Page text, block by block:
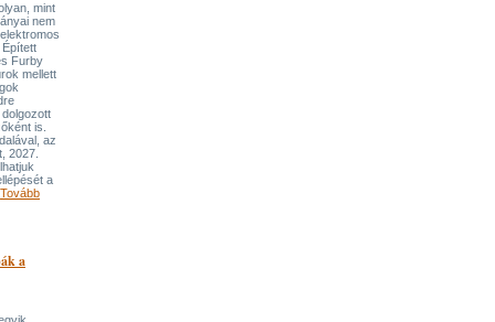
mint
nem
Furby
mellett
is.
az
2027.
a
Tovább
a